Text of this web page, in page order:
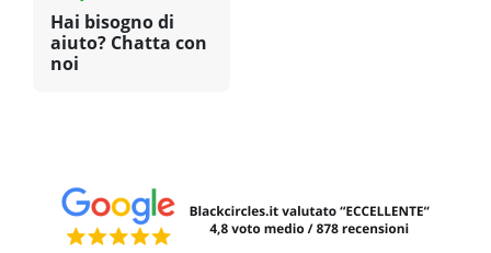
Hai bisogno di
aiuto? Chatta con
noi